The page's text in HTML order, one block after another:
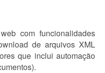
com funcionalidades
de arquivos XML
que inclui automação